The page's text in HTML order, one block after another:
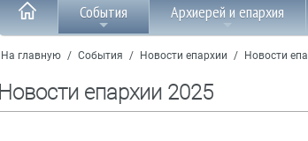
События Архиерей и епархия
На главную / События / Новости епархии / Новости
Новости епархии 2025